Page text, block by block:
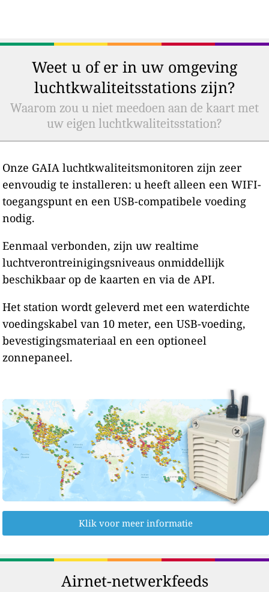
Weet u of er in uw omgeving
luchtkwaliteitsstations zijn?
Waarom zou u niet meedoen aan de kaart met
uw eigen luchtkwaliteitsstation?
Onze GAIA luchtkwaliteitsmonitoren zijn zeer
eenvoudig te installeren: u heeft alleen een WIFI-
toegangspunt en een USB-compatibele voeding
nodig.
Eenmaal verbonden, zijn uw realtime
luchtverontreinigingsniveaus onmiddellijk
beschikbaar op de kaarten en via de API.
Het station wordt geleverd met een waterdichte
voedingskabel van 10 meter, een USB-voeding,
bevestigingsmateriaal en een optioneel
zonnepaneel.
Klik voor meer informatie
Airnet-netwerkfeeds